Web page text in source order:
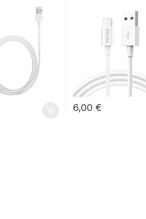
6,00 €